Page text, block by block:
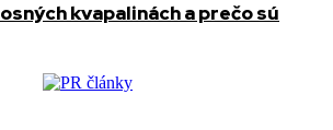
kvapalinách a prečo sú